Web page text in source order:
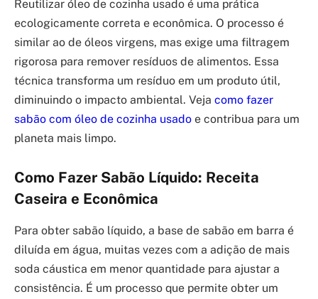
Reutilizar óleo de cozinha usado é uma prática
ecologicamente correta e econômica. O processo é
similar ao de óleos virgens, mas exige uma filtragem
rigorosa para remover resíduos de alimentos. Essa
técnica transforma um resíduo em um produto útil,
diminuindo o impacto ambiental. Veja como fazer
sabão com óleo de cozinha usado e contribua para um
planeta mais limpo.
Como Fazer Sabão Líquido: Receita
Caseira e Econômica
Para obter sabão líquido, a base de sabão em barra é
diluída em água, muitas vezes com a adição de mais
soda cáustica em menor quantidade para ajustar a
consistência. É um processo que permite obter um